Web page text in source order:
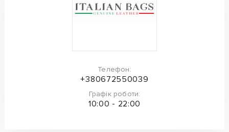
Телефон:
+380672550039
Графік роботи:
10:00 - 22:00